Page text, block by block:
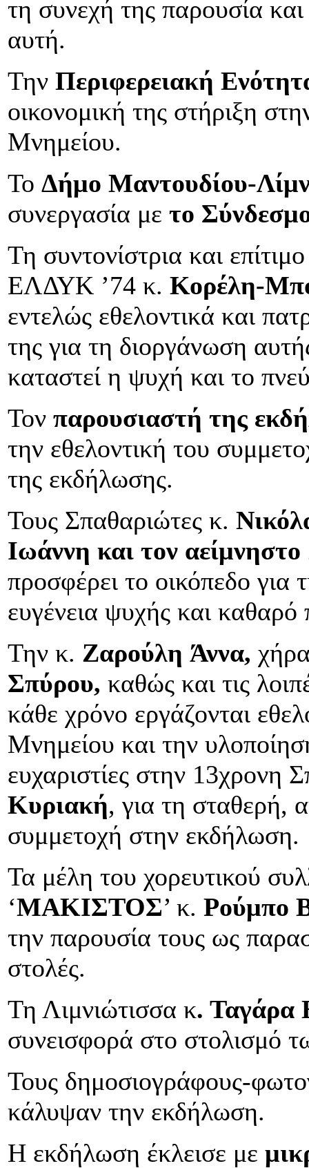
τη συνεχή της παρουσία
αυτή.
Την Περιφερειακή
οικονομική της στήριξη
Μνημείου.
Το Δήμο Μαντουδίου-
συνεργασία με το
Τη συντονίστρια και
ΕΛΔΥΚ ’74 κ. Κορέλη-
εντελώς εθελοντικά και
της για τη διοργάνωση
καταστεί η ψυχή και το
Τον παρουσιαστή της
την εθελοντική του
της εκδήλωσης.
Τους Σπαθαριώτες κ.
Ιωάννη και τον
προσφέρει το οικόπεδο
ευγένεια ψυχής και καθαρό
Την κ. Ζαρούλη Άννα,
Σπύρου, καθώς και τις
κάθε χρόνο εργάζονται
Μνημείου και την
ευχαριστίες στην 13χρονη
Κυριακή, για τη σταθερή,
συμμετοχή στην εκδήλωση.
Τα μέλη του χορευτικού
‘ΜΑΚΙΣΤΟΣ’ κ. Ρούμπο
την παρουσία τους ως
στολές.
Τη Λιμνιώτισσα κ. Ταγάρα
συνεισφορά στο στολισμό
Τους δημοσιογράφους-
κάλυψαν την εκδήλωση.
Η εκδήλωση έκλεισε με